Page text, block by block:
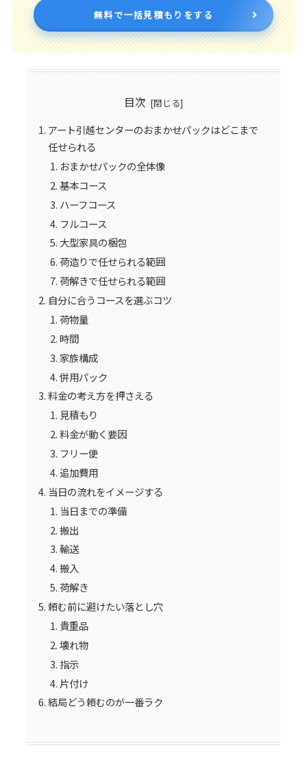
無料で一括見積もりをする
目次
アート引越センターのおまかせパックはどこまで
任せられる
おまかせパックの全体像
基本コース
ハーフコース
フルコース
大型家具の梱包
荷造りで任せられる範囲
荷解きで任せられる範囲
自分に合うコースを選ぶコツ
荷物量
時間
家族構成
併用パック
料金の考え方を押さえる
見積もり
料金が動く要因
フリー便
追加費用
当日の流れをイメージする
当日までの準備
搬出
輸送
搬入
荷解き
頼む前に避けたい落とし穴
貴重品
壊れ物
指示
片付け
結局どう頼むのが一番ラク